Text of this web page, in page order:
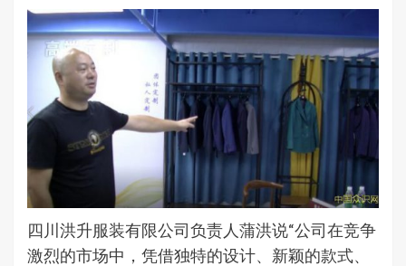
四川洪升服装有限公司负责人蒲洪说“公司在竞争
激烈的市场中，凭借独特的设计、新颖的款式、